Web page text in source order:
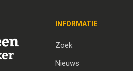
INFORMATIE
Zoek
Nieuws